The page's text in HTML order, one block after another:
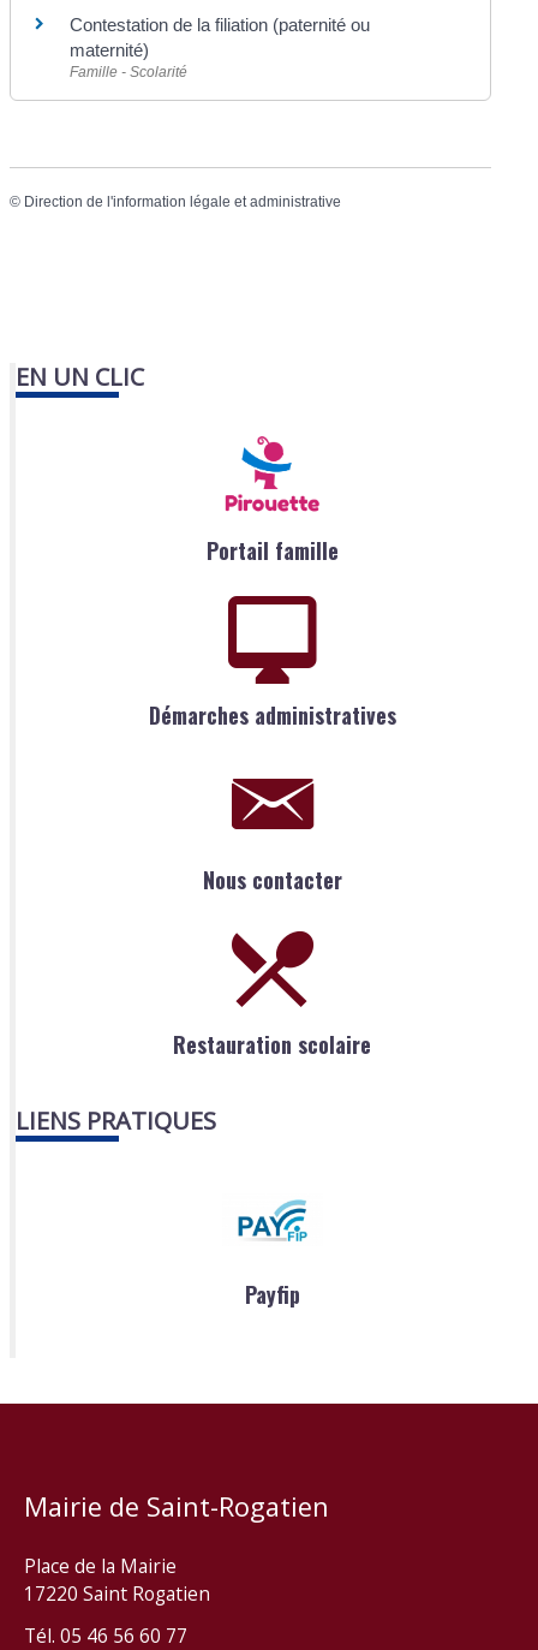
Contestation de la filiation (paternité ou
maternité)
Famille - Scolarité
© Direction de l'information légale et administrative
EN UN CLIC
Portail famille
Démarches administratives
Nous contacter
Restauration scolaire
LIENS PRATIQUES
Payfip
Mairie de Saint-Rogatien
Place de la Mairie
17220 Saint Rogatien
Tél. 05 46 56 60 77